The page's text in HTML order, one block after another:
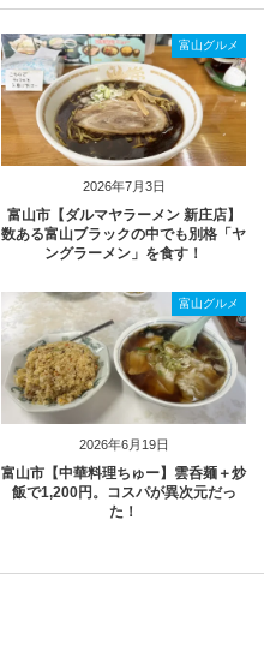
2026年7月3日
富山グルメ
富山市【ダルマヤラーメン 新庄店】
数ある富山ブラックの中でも別格「ヤ
ングラーメン」を食す！
2026年6月19日
富山グルメ
富山市【中華料理ちゅー】雲呑麺＋炒
飯で1,200円。コスパが異次元だっ
た！